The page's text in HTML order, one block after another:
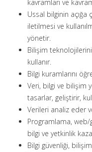
kavramları ve
Ussal bilginin açığa
iletilmesi ve
yönetir.
Bilişim
kullanır.
Bilgi kuramlarını
Veri, bilgi ve bilişim
tasarlar, geliştirir,
Verileri analiz eder
Programlama, web/
bilgi ve yetkinlik
Bilgi güvenliği,